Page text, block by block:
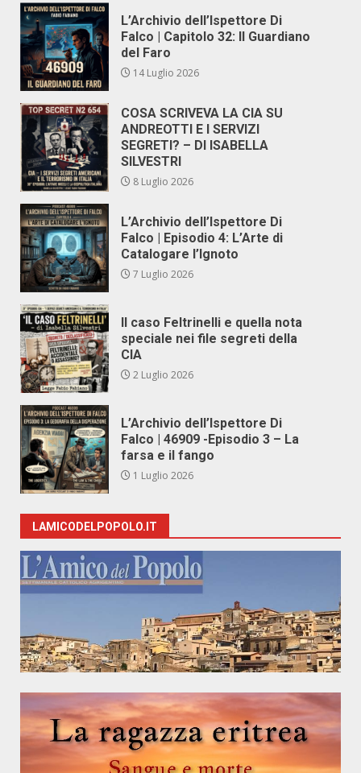
L’Archivio dell’Ispettore Di
Falco | Capitolo 32: Il Guardiano
del Faro
14 Luglio 2026
COSA SCRIVEVA LA CIA SU
ANDREOTTI E I SERVIZI
SEGRETI? – DI ISABELLA
SILVESTRI
8 Luglio 2026
L’Archivio dell’Ispettore Di
Falco | Episodio 4: L’Arte di
Catalogare l’Ignoto
7 Luglio 2026
Il caso Feltrinelli e quella nota
speciale nei file segreti della
CIA
2 Luglio 2026
L’Archivio dell’Ispettore Di
Falco | 46909 -Episodio 3 – La
farsa e il fango
1 Luglio 2026
LAMICODELPOPOLO.IT